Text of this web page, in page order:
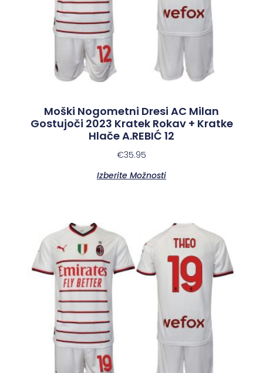
Moški Nogometni Dresi AC Milan
Gostujoči 2023 Kratek Rokav + Kratke
Hlače A.REBIĆ 12
€35.95
Izberite Možnosti